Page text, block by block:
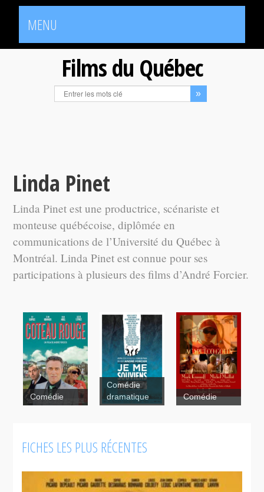
MENU
Films du Québec
Linda Pinet
Linda Pinet est une productrice, scénariste et
monteuse québécoise, diplômée en
communications de l’Université du Québec à
Montréal. Linda Pinet est connue pour ses
participations à plusieurs des films d’André Forcier.
Comédie
Unis
d'Albert
Comédie
dramatique
Acapulco
Comédie
FICHES LES PLUS RÉCENTES